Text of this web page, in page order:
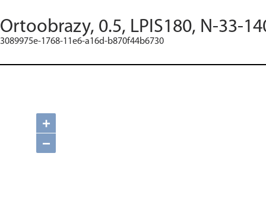
Ortoobrazy, 0.5, LPIS180, N-33-
3089975e-1768-11e6-a16d-b870f44b6730
+
−